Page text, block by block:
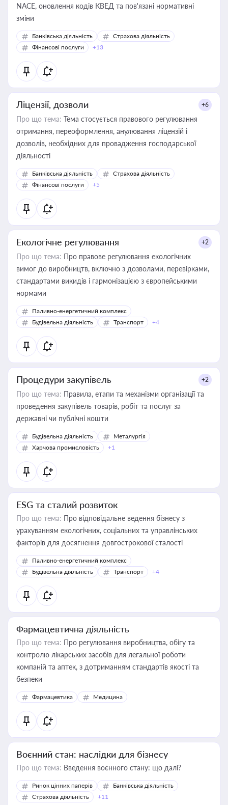
NACE, оновлення кодів КВЕД та пов'язані нормативні
зміни
Банківська діяльність
Страхова діяльність
Фінансові послуги
+13
Ліцензії, дозволи +6
Про що тема: Тема стосується правового регулювання
отримання, переоформлення, анулювання ліцензій і
дозволів, необхідних для провадження господарської
діяльності
Банківська діяльність
Страхова діяльність
Фінансові послуги
+5
Екологічне регулювання +2
Про що тема: Про правове регулювання екологічних
вимог до виробництв, включно з дозволами, перевірками,
стандартами викидів і гармонізацією з європейськими
нормами
Паливно-енергетичний комплекс
Будівельна діяльність
Транспорт +4
Процедури закупівель +2
Про що тема: Правила, етапи та механізми організації та
проведення закупівель товарів, робіт та послуг за
державні чи публічні кошти
Будівельна діяльність
Металургія
Харчова промисловість
+1
ESG та сталий розвиток
Про що тема: Про відповідальне ведення бізнесу з
урахуванням екологічних, соціальних та управлінських
факторів для досягнення довгострокової сталості
Паливно-енергетичний комплекс
Будівельна діяльність
Транспорт +4
Фармацевтична діяльність
Про що тема: Про регулювання виробництва, обігу та
контролю лікарських засобів для легальної роботи
компаній та аптек, з дотриманням стандартів якості та
безпеки
Фармацевтика Медицина
Воєнний стан: наслідки для бізнесу
Про що тема: Введення воєнного стану: що далі?
Ринок цінних паперів
Банківська діяльність
Страхова діяльність
+11